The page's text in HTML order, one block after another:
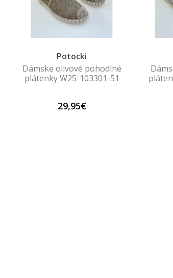
Potocki
Dámske olivové pohodlné
plátenky W25-103301-51
29,95€